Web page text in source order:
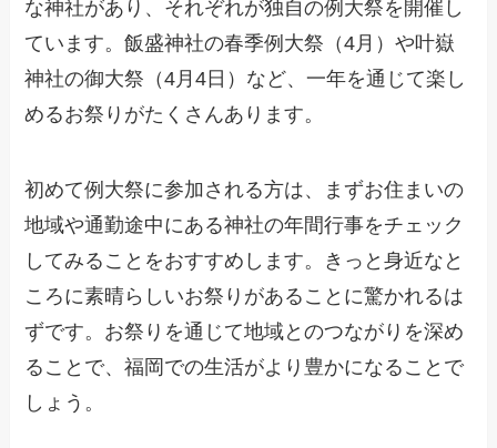
な神社があり、それぞれが独自の例大祭を開催し
ています。飯盛神社の春季例大祭（4月）や叶嶽
神社の御大祭（4月4日）など、一年を通じて楽し
めるお祭りがたくさんあります。
初めて例大祭に参加される方は、まずお住まいの
地域や通勤途中にある神社の年間行事をチェック
してみることをおすすめします。きっと身近なと
ころに素晴らしいお祭りがあることに驚かれるは
ずです。お祭りを通じて地域とのつながりを深め
ることで、福岡での生活がより豊かになることで
しょう。